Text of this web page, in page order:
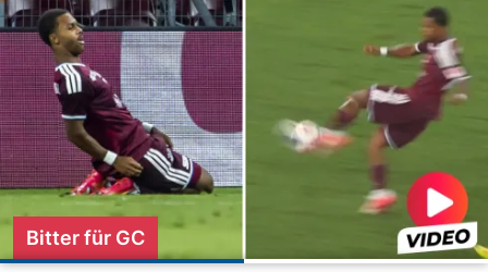
Bitter für GC